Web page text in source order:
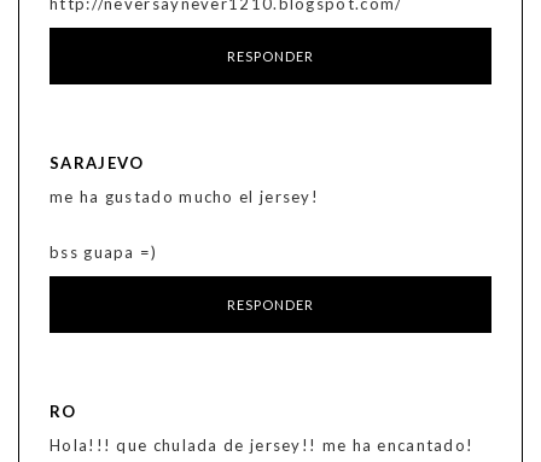
http://neversaynever1210.blogspot.com/
RESPONDER
SARAJEVO
me ha gustado mucho el jersey!
bss guapa =)
RESPONDER
RO
Hola!!! que chulada de jersey!! me ha encantado!